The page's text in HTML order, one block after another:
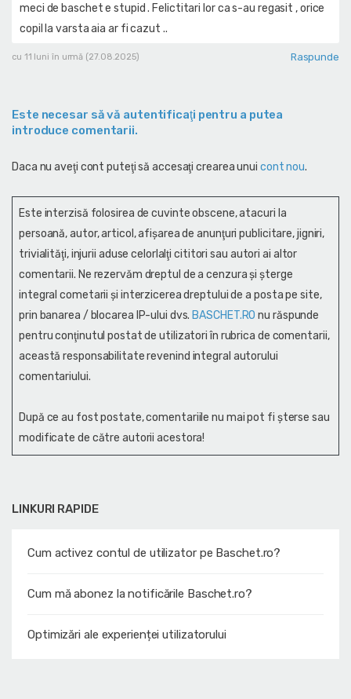
LINKURI RAPIDE
Cum activez contul de utilizator pe Baschet.ro?
Cum mă abonez la notificările Baschet.ro?
Optimizări ale experienței utilizatorului
meci de baschet e stupid . Felictitari lor ca s-au regasit , orice
copil la varsta aia ar fi cazut ..
cu 11 luni în urmă (27.08.2025) Raspunde
Este necesar să vă autentificaţi pentru a putea
introduce comentarii.
Daca nu aveţi cont puteţi să accesaţi crearea unui cont nou.
Este interzisă folosirea de cuvinte obscene, atacuri la
persoană, autor, articol, afişarea de anunţuri publicitare, jigniri,
trivialităţi, injurii aduse celorlalţi cititori sau autori ai altor
comentarii. Ne rezervăm dreptul de a cenzura și şterge
integral cometarii și interzicerea dreptului de a posta pe site,
prin banarea / blocarea IP-ului dvs. BASCHET.RO nu răspunde
pentru conţinutul postat de utilizatori în rubrica de comentarii,
această responsabilitate revenind integral autorului
comentariului.
După ce au fost postate, comentariile nu mai pot fi șterse sau
modificate de către autorii acestora!